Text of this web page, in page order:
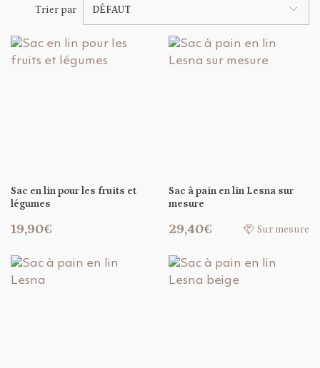
Trier par DÉFAUT
Sac en lin pour les fruits et
légumes
19,90€
Sac à pain en lin Lesna sur
mesure
29,40€ Sur mesure